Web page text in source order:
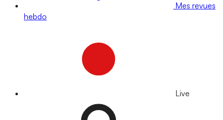
Mes revues
hebdo
Live